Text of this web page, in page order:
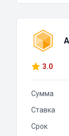
3.0
Сумма
Ставка
Срок